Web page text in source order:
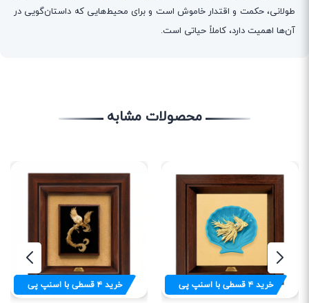
طولانی، حکمت و اقتدار خاموش است و برای محیط‌هایی که داستان‌گویی در
آن‌ها اهمیت دارد، کاملاً حیاتی است.
محصولات مشابه
خرید۴قسطی با اسنپ پی خرید۴قسطی با اسنپ پی